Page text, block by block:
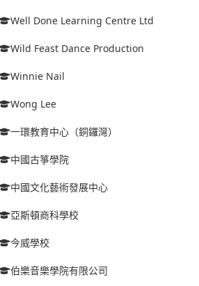
Well Done Learning Centre Ltd
Wild Feast Dance Production
Winnie Nail
Wong Lee
一環教育中心（銅鑼灣）
中國古箏學院
中國文化藝術發展中心
亞斯頓商科學校
今威學校
伯樂音樂學院有限公司